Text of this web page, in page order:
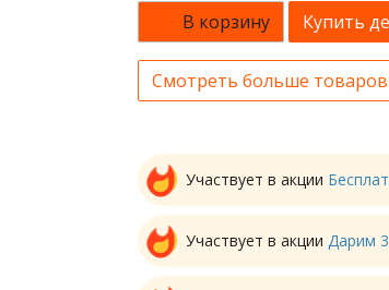
В корзину Купить
Смотреть больше товаров
Участвует в акции
Участвует в акции Дарим